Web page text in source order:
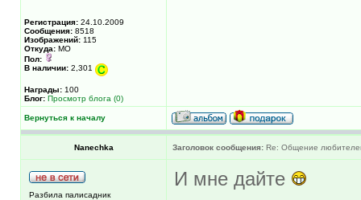
Регистрация: 24.10.2009
Сообщения: 8518
Изображений: 115
Откуда: МО
Пол:
В наличии: 2,301
Награды: 100
Блог: Просмотр блога (0)
Вернуться к началу
Nanechka Заголовок сообщения: Re: Общение
Разбила палисадник
И мне дайте